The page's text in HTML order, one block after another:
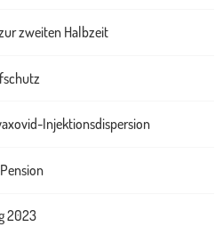
zweiten Halbzeit
Injektionsdispersion
2023